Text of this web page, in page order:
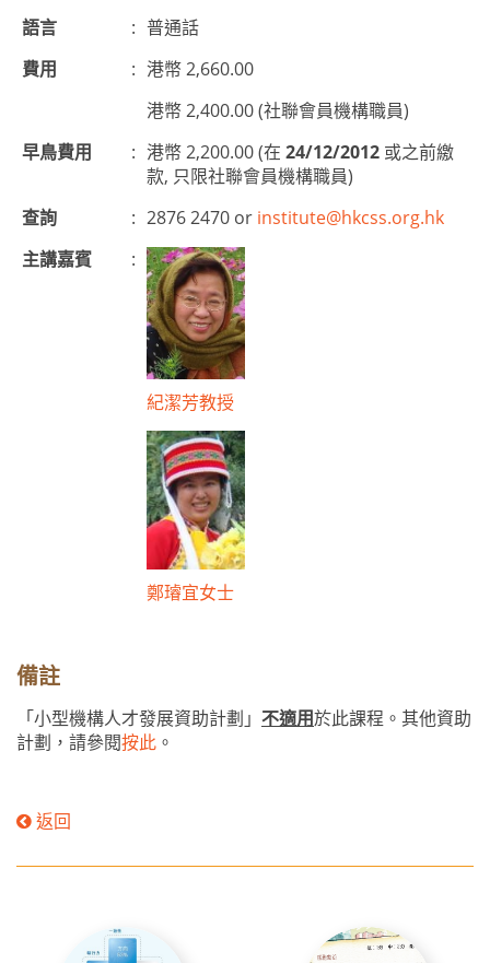
語言 : 普通話
費用
: 港幣 2,660.00
港幣 2,400.00 (社聯會員機構職員)
早鳥費用
: 港幣 2,200.00 (在 24/12/2012 或之前繳
款, 只限社聯會員機構職員)
查詢
: 2876 2470 or institute@hkcss.org.hk
主講嘉賓
:
紀潔芳教授
鄭璿宜女士
備註
「小型機構人才發展資助計劃」 不適用於此課程。其他資助
計劃，請參閱按此 。
返回